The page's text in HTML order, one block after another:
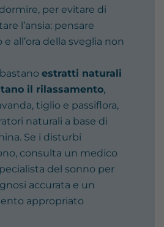
per evitare di
l’ansia: pensare
e all’ora della sveglia non
estratti naturali
il rilassamento,
tiglio e passiflora,
naturali a base di
Se i disturbi
consulta un medico
del sonno per
accurata e un
appropriato